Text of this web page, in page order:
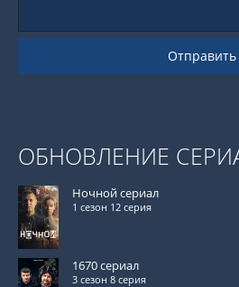
Отправить
ОБНОВЛЕНИЕ
Ночной сериал
1 сезон 12 серия
1670 сериал
3 сезон 8 серия